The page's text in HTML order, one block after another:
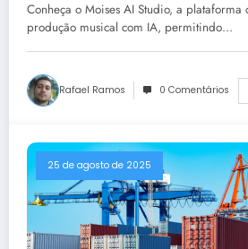
Conheça o Moises AI Studio, a plataforma
produção musical com IA, permitindo…
Rafael Ramos 0 Comentários
25 de agosto de 2025